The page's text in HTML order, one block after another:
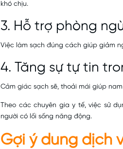
khó chịu.
3. Hỗ trợ phòng
Việc làm sạch đúng cách giúp giảm
4. Tăng sự tự tin
Cảm giác sạch sẽ, thoải mái giúp
Theo các chuyên gia y tế, việc sử
người có lối sống năng động.
Gợi ý dung dịch